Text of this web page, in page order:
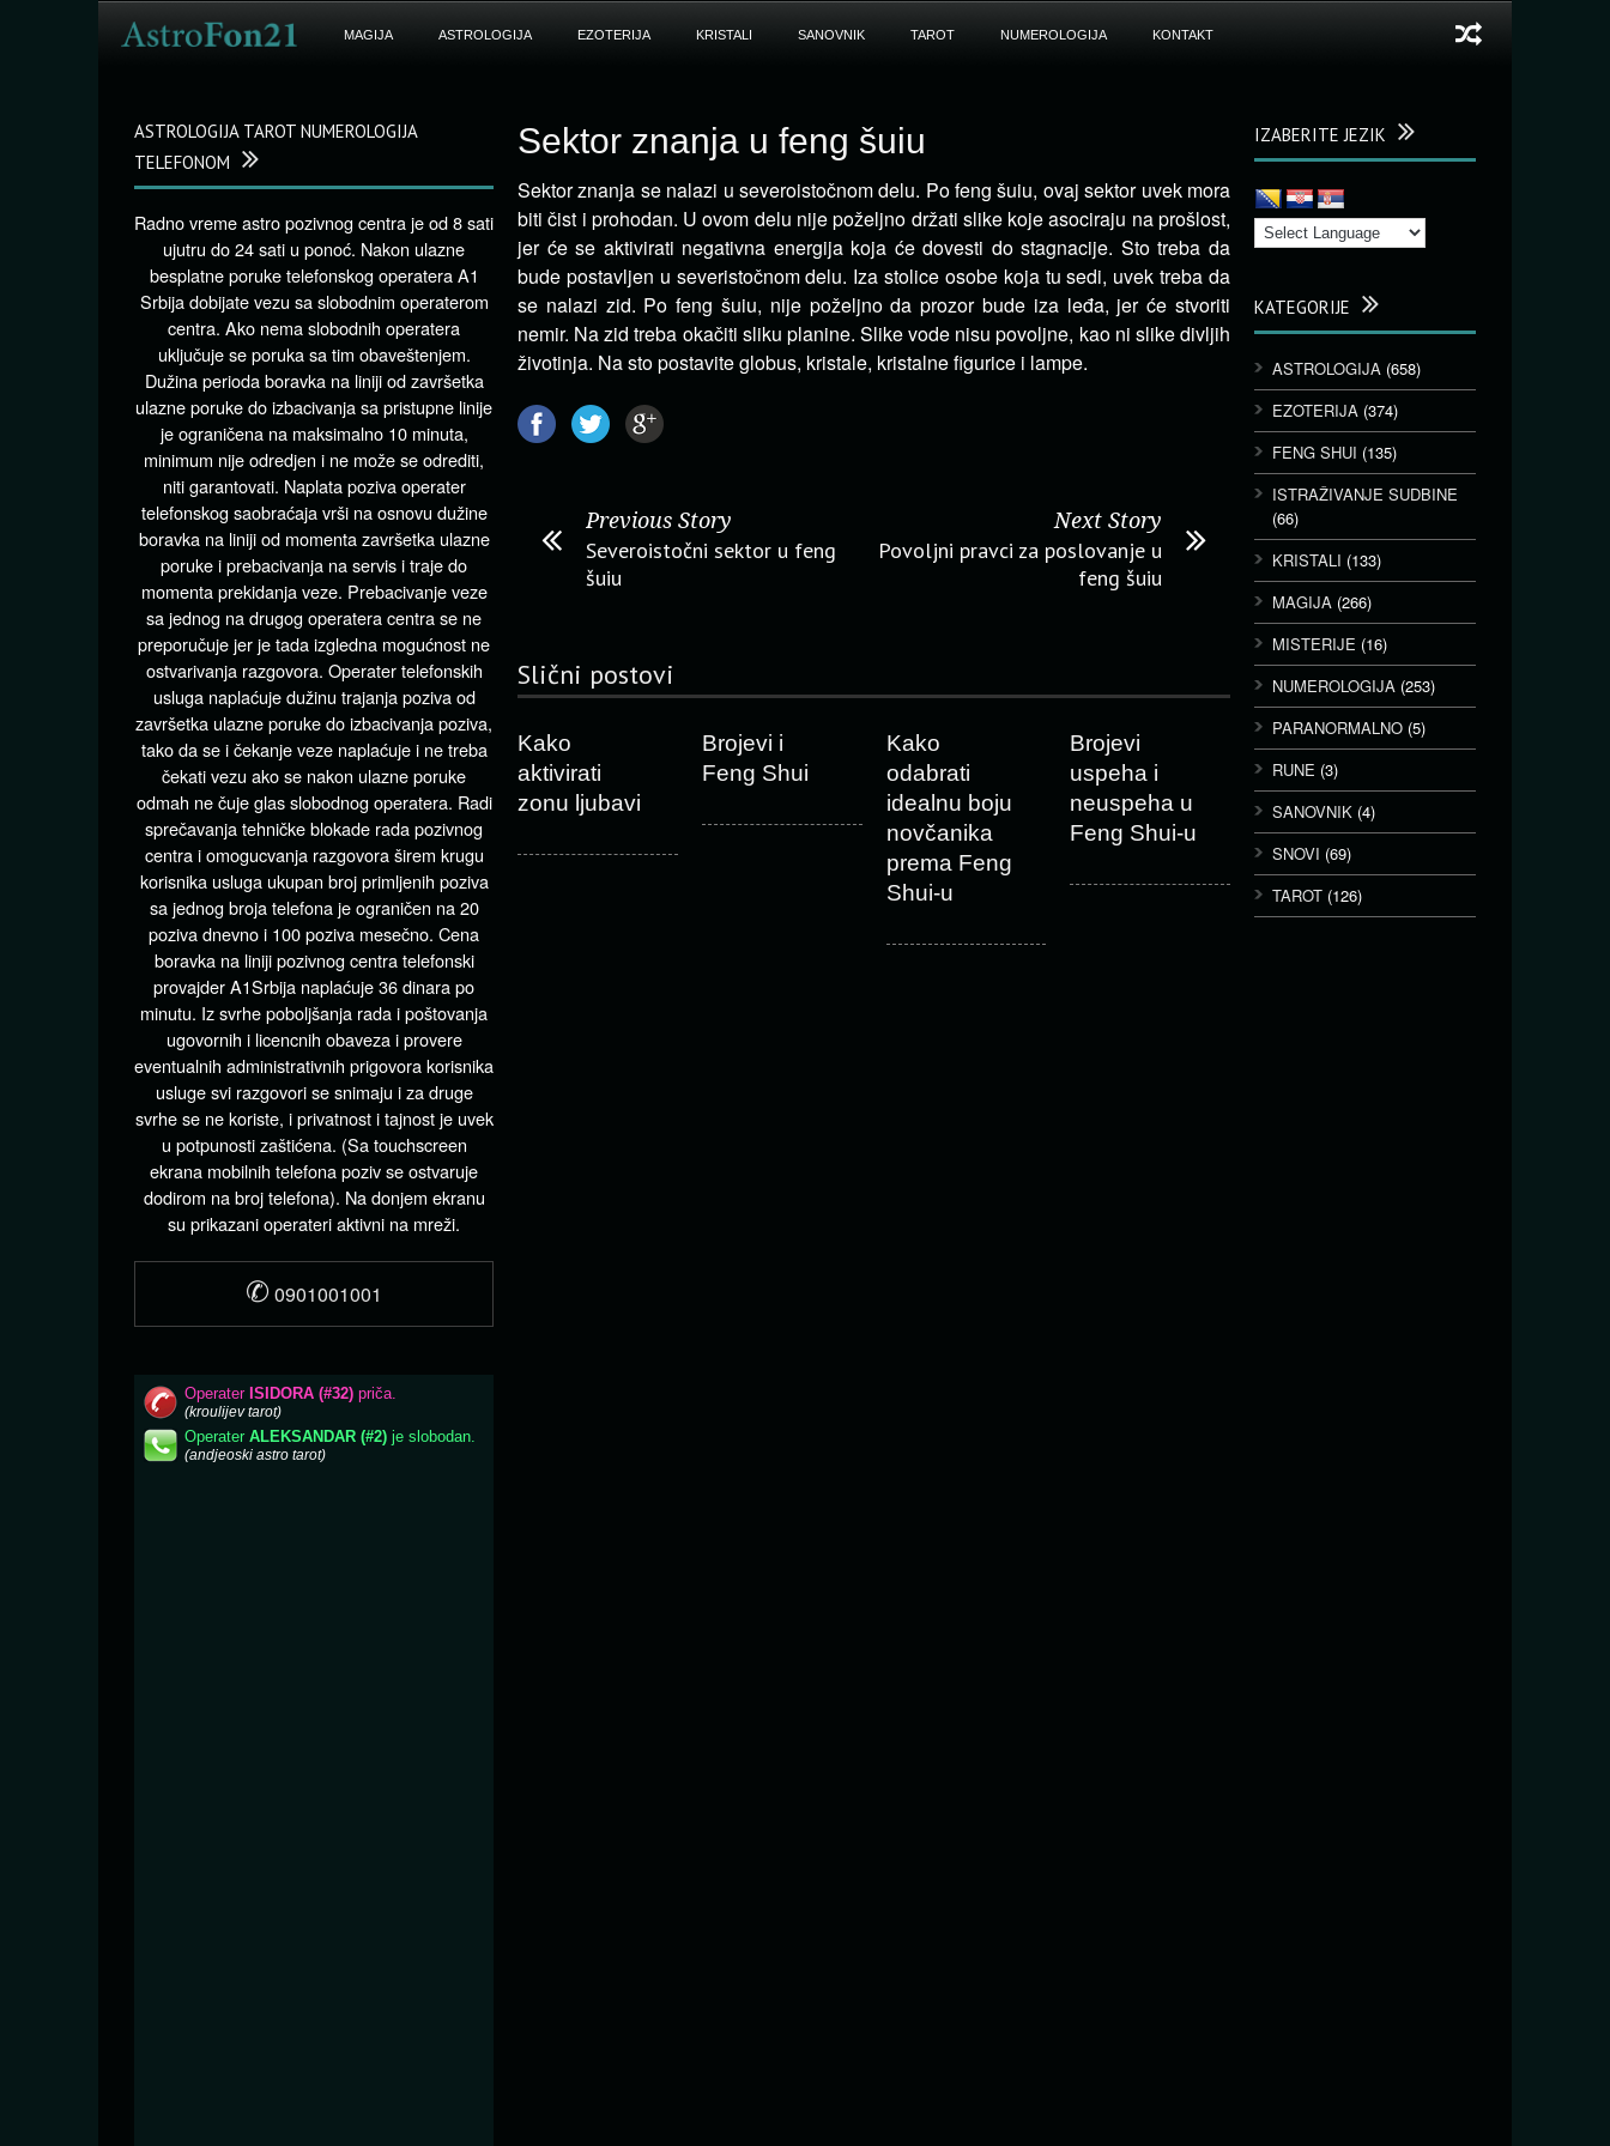
MAGIJA ASTROLOGIJA EZOTERIJA KRISTALI SANOVNIK TAROT NUMEROLOGIJA KONTAKT
Sektor znanja u feng šuiu
Sektor znanja se nalazi u severoistočnom delu. Po feng šuiu, ovaj sektor uvek mora
biti čist i prohodan. U ovom delu nije poželjno držati slike koje asociraju na prošlost,
jer će se aktivirati negativna energija koja će dovesti do stagnacije. Sto treba da
bude postavljen u severistočnom delu. Iza stolice osobe koja tu sedi, uvek treba da
se nalazi zid. Po feng šuiu, nije poželjno da prozor bude iza leđa, jer će stvoriti
nemir. Na zid treba okačiti sliku planine. Slike vode nisu povoljne, kao ni slike divljih
životinja. Na sto postavite globus, kristale, kristalne figurice i lampe.
Previous Story
Severoistočni sektor u feng
šuiu
Next Story
Povoljni pravci za poslovanje u
feng šuiu
Slični postovi
Kako
aktivirati
zonu ljubavi
Brojevi i
Feng Shui
Kako
odabrati
idealnu boju
novčanika
prema Feng
Shui-u
Brojevi
uspeha i
neuspeha u
Feng Shui-u
IZABERITE JEZIK
KATEGORIJE
ASTROLOGIJA (658)
EZOTERIJA (374)
FENG SHUI (135)
ISTRAŽIVANJE SUDBINE
(66)
KRISTALI (133)
MAGIJA (266)
MISTERIJE (16)
NUMEROLOGIJA (253)
PARANORMALNO (5)
RUNE (3)
SANOVNIK (4)
SNOVI (69)
TAROT (126)
ASTROLOGIJA TAROT NUMEROLOGIJA
TELEFONOM
Radno vreme astro pozivnog centra je od 8 sati
ujutru do 24 sati u ponoć. Nakon ulazne
besplatne poruke telefonskog operatera A1
Srbija dobijate vezu sa slobodnim operaterom
centra. Ako nema slobodnih operatera
uključuje se poruka sa tim obaveštenjem.
Dužina perioda boravka na liniji od završetka
ulazne poruke do izbacivanja sa pristupne linije
je ograničena na maksimalno 10 minuta,
minimum nije odredjen i ne može se odrediti,
niti garantovati. Naplata poziva operater
telefonskog saobraćaja vrši na osnovu dužine
boravka na liniji od momenta završetka ulazne
poruke i prebacivanja na servis i traje do
momenta prekidanja veze. Prebacivanje veze
sa jednog na drugog operatera centra se ne
preporučuje jer je tada izgledna mogućnost ne
ostvarivanja razgovora. Operater telefonskih
usluga naplaćuje dužinu trajanja poziva od
završetka ulazne poruke do izbacivanja poziva,
tako da se i čekanje veze naplaćuje i ne treba
čekati vezu ako se nakon ulazne poruke
odmah ne čuje glas slobodnog operatera. Radi
sprečavanja tehničke blokade rada pozivnog
centra i omogucvanja razgovora širem krugu
korisnika usluga ukupan broj primljenih poziva
sa jednog broja telefona je ograničen na 20
poziva dnevno i 100 poziva mesečno. Cena
boravka na liniji pozivnog centra telefonski
provajder A1Srbija naplaćuje 36 dinara po
minutu. Iz svrhe poboljšanja rada i poštovanja
ugovornih i licencnih obaveza i provere
eventualnih administrativnih prigovora korisnika
usluge svi razgovori se snimaju i za druge
svrhe se ne koriste, i privatnost i tajnost je uvek
u potpunosti zaštićena. (Sa touchscreen
ekrana mobilnih telefona poziv se ostvaruje
dodirom na broj telefona). Na donjem ekranu
su prikazani operateri aktivni na mreži.
✆ 0901001001